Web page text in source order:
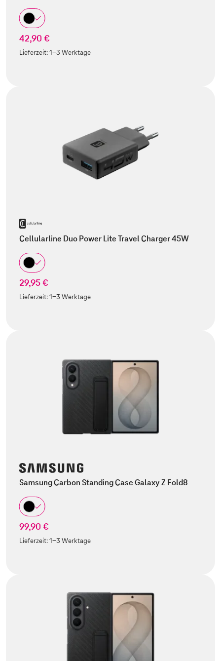
42,90 €
Lieferzeit:1-3 Werktage
Cellularline Duo Power Lite Travel Charger 45W
29,95 €
Lieferzeit:1-3 Werktage
Samsung Carbon Standing Case Galaxy Z Fold8
99,90 €
Lieferzeit:1-3 Werktage